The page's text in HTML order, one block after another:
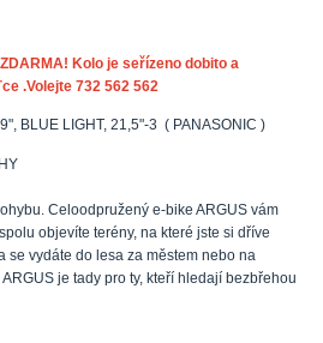
Kolo je seřízeno dobito a
.Volejte 732 562 562
BLUE LIGHT, 21,5"-3 ( PANASONIC )
Celoodpružený e-bike ARGUS vám
objevíte terény, na které jste si dříve
se vydáte do lesa za městem nebo na
je tady pro ty, kteří hledají bezbřehou